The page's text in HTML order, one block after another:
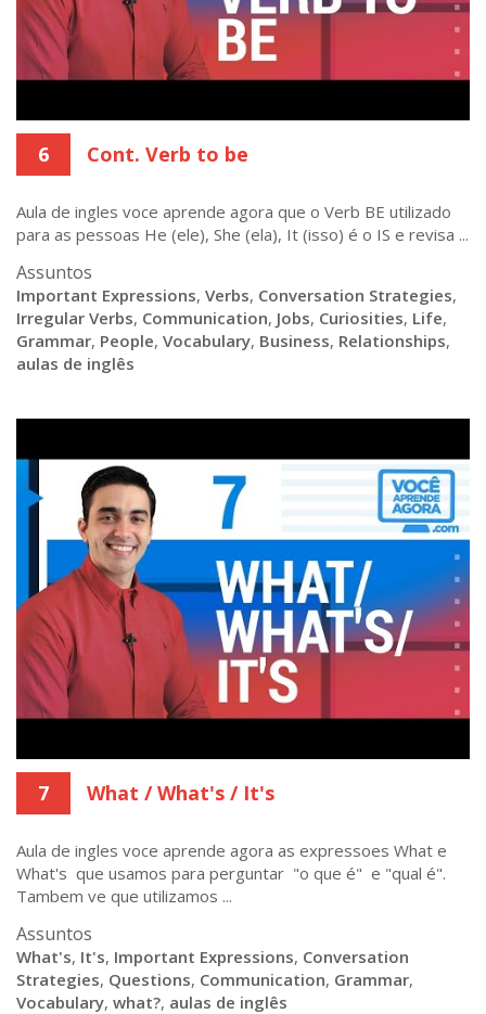
6 Cont. Verb to be
Aula de ingles voce aprende agora que o Verb BE utilizado
para as pessoas He (ele), She (ela), It (isso) é o IS e revisa ...
Assuntos
Important Expressions, Verbs, Conversation Strategies,
Irregular Verbs, Communication, Jobs, Curiosities, Life,
Grammar, People, Vocabulary, Business, Relationships,
aulas de inglês
7 What / What's / It's
Aula de ingles voce aprende agora as expressoes What e
What's que usamos para perguntar "o que é" e "qual é".
Tambem ve que utilizamos ...
Assuntos
What's, It's, Important Expressions, Conversation
Strategies, Questions, Communication, Grammar,
Vocabulary, what?, aulas de inglês